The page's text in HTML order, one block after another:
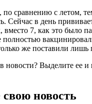
по сравнению с летом,
Сейчас в день
вместо 7, как это было
полностью
же поставили лишь
Выделите ее и
новость